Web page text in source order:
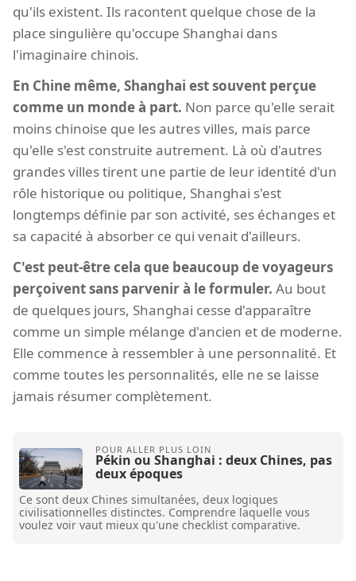
qu'ils existent. Ils racontent quelque chose de la
place singulière qu'occupe Shanghai dans
l'imaginaire chinois.
En Chine même, Shanghai est souvent perçue
comme un monde à part. Non parce qu'elle serait
moins chinoise que les autres villes, mais parce
qu'elle s'est construite autrement. Là où d'autres
grandes villes tirent une partie de leur identité d'un
rôle historique ou politique, Shanghai s'est
longtemps définie par son activité, ses échanges et
sa capacité à absorber ce qui venait d'ailleurs.
C'est peut-être cela que beaucoup de voyageurs
perçoivent sans parvenir à le formuler. Au bout
de quelques jours, Shanghai cesse d'apparaître
comme un simple mélange d'ancien et de moderne.
Elle commence à ressembler à une personnalité. Et
comme toutes les personnalités, elle ne se laisse
jamais résumer complètement.
Pékin ou Shanghai : deux Chines, pas
deux époques
Ce sont deux Chines simultanées, deux logiques
civilisationnelles distinctes. Comprendre laquelle vous
voulez voir vaut mieux qu'une checklist comparative.